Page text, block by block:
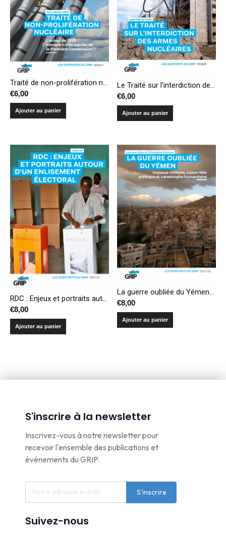
Traité de non-prolifération nucléaire : l’échec de 2015 mènera-t-il au succès de la Première Commission ?
€6,00
Ajouter au panier
€6,00
Ajouter au panier
RDC : Enjeux et portraits autour d’un enlisement électoral
€8,00
Ajouter au panier
La guerre oubliée du Yémen : impasse militaire, casse-tête politique et catastrophe humanitaire
€8,00
Ajouter au panier
S'inscrire à la newsletter
Inscrivez-vous à notre newsletter pour
recevoir l'ensemble des publications et
événements du GRIP.
S'inscrire
Suivez-nous